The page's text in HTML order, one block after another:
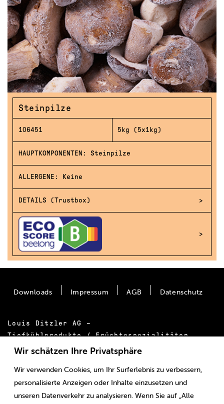
Wir schätzen Ihre Privatsphäre
Wir verwenden Cookies, um Ihr Surferlebnis zu verbessern,
personalisierte Anzeigen oder Inhalte einzusetzen und
unseren Datenverkehr zu analysieren. Wenn Sie auf „Alle
Steinpilze
106451 5kg (5x1kg)
HAUPTKOMPONENTEN: Steinpilze
ALLERGENE: Keine
DETAILS (Trustbox)
Louis Ditzler AG –
Tiefkühlprodukte / Früchtespezialitäten
Bäumlimattstrasse 20
Tel.:+41 61 855 55 00
E-Mail:info@ditzler.ch
Downloads Impressum AGB Datenschutz